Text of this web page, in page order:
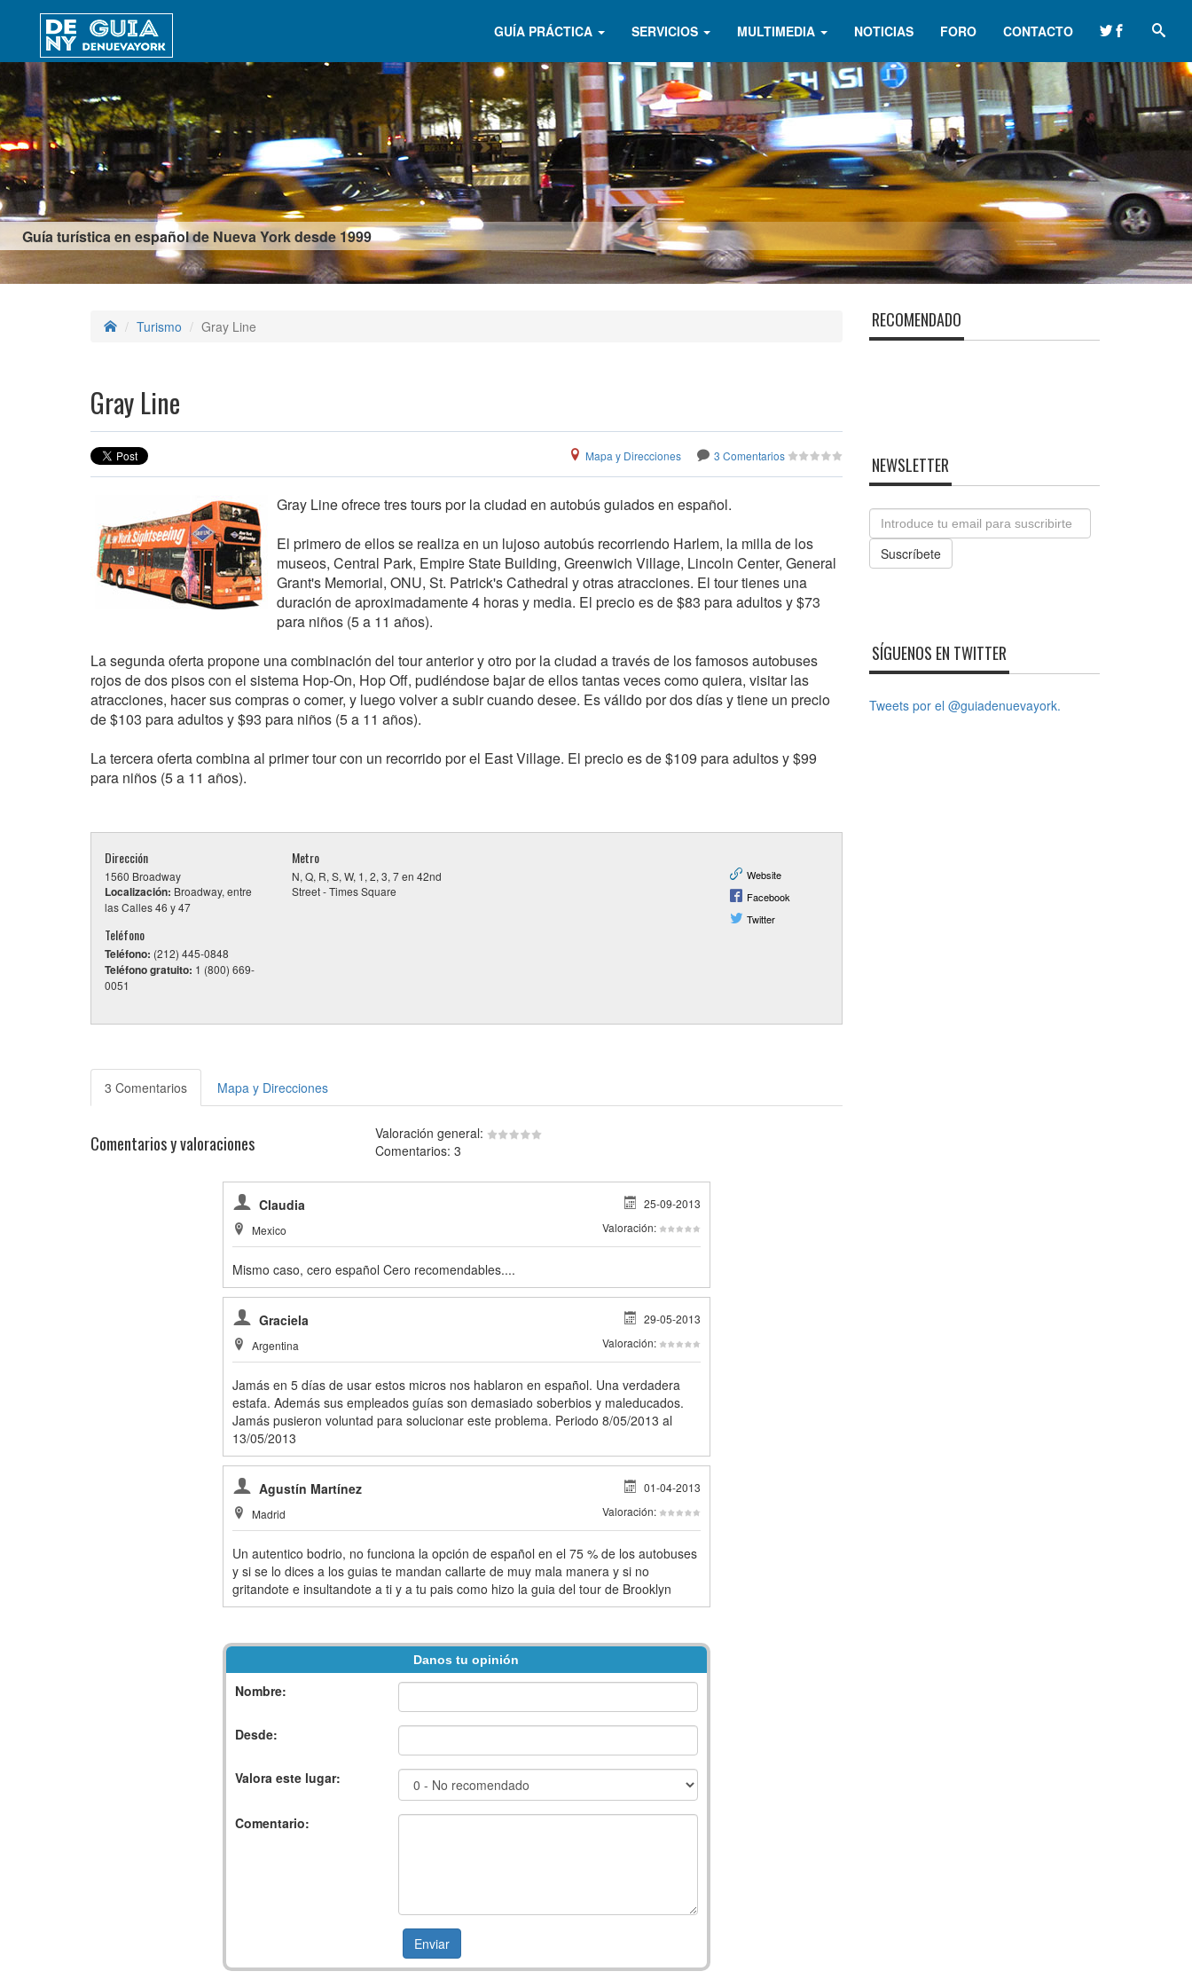
Guía turística en español de Nueva York desde 1999
GUÍA PRÁCTICA SERVICIOS MULTIMEDIA NOTICIAS FORO CONTACTO
Turismo Gray Line
Gray Line
3 Comentarios
Mapa y Direcciones
Gray Line ofrece tres tours por la ciudad en autobús guiados en español.
El primero de ellos se realiza en un lujoso autobús recorriendo Harlem, la milla de los
museos, Central Park, Empire State Building, Greenwich Village, Lincoln Center, General
Grant's Memorial, ONU, St. Patrick's Cathedral y otras atracciones. El tour tienes una
duración de aproximadamente 4 horas y media. El precio es de $83 para adultos y $73
para niños (5 a 11 años).
La segunda oferta propone una combinación del tour anterior y otro por la ciudad a través de los famosos autobuses
rojos de dos pisos con el sistema Hop-On, Hop Off, pudiéndose bajar de ellos tantas veces como quiera, visitar las
atracciones, hacer sus compras o comer, y luego volver a subir cuando desee. Es válido por dos días y tiene un precio
de $103 para adultos y $93 para niños (5 a 11 años).
La tercera oferta combina al primer tour con un recorrido por el East Village. El precio es de $109 para adultos y $99
para niños (5 a 11 años).
Dirección
1560 Broadway
Localización: Broadway, entre
las Calles 46 y 47
Teléfono
Teléfono: (212) 445-0848
Teléfono gratuito: 1 (800) 669-
0051
Metro
N, Q, R, S, W, 1, 2, 3, 7 en 42nd
Street - Times Square
Website
Facebook
Twitter
3 Comentarios Mapa y Direcciones
Comentarios y valoraciones
Valoración general:
Comentarios: 3
Claudia
Mexico
25-09-2013
Valoración:
Mismo caso, cero español Cero recomendables....
Graciela
Argentina
29-05-2013
Valoración:
Jamás en 5 días de usar estos micros nos hablaron en español. Una verdadera
estafa. Además sus empleados guías son demasiado soberbios y maleducados.
Jamás pusieron voluntad para solucionar este problema. Periodo 8/05/2013 al
13/05/2013
Agustín Martínez
Madrid
01-04-2013
Valoración:
Un autentico bodrio, no funciona la opción de español en el 75 % de los autobuses
y si se lo dices a los guias te mandan callarte de muy mala manera y si no
gritandote e insultandote a ti y a tu pais como hizo la guia del tour de Brooklyn
Danos tu opinión
Nombre:
Desde:
Valora este lugar:
Comentario:
RECOMENDADO
NEWSLETTER
Email
Suscríbete
SÍGUENOS EN TWITTER
Tweets por el @guiadenuevayork.